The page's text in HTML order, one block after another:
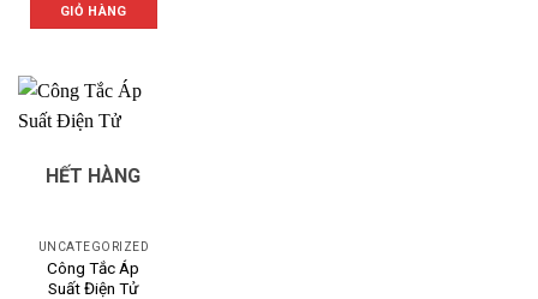
GIỎ HÀNG
HẾT HÀNG
UNCATEGORIZED
Công Tắc Áp
Suất Điện Tử